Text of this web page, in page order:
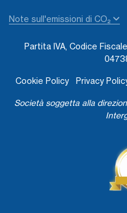
Note sull'emissioni di CO₂
Partita IVA, Codice
Cookie Policy Privacy
Società soggetta alla